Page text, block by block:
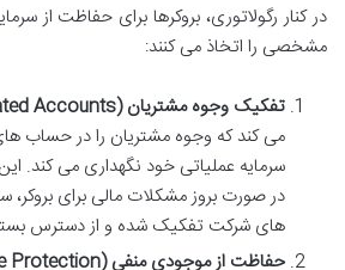
در کنار رگولاتوری، بروکرها برای حفاظت از
مشخصی را اتخاذ می کنند:
تفکیک وجوه مشتریان (Segregated Accounts):
می کند که وجوه مشتریان را در حساب
سرمایه عملیاتی خود نگهداری می کند.
در صورت بروز مشکلات مالی برای بروکر،
های شرکت تفکیک شده و از دسترس
حفاظت از موجودی منفی (Negative Balance Protection):